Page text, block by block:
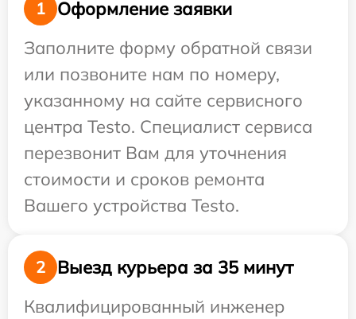
1
Оформление заявки
Заполните форму обратной связи
или позвоните нам по номеру,
указанному на сайте сервисного
центра Testo. Специалист сервиса
перезвонит Вам для уточнения
стоимости и сроков ремонта
Вашего устройства Testo.
2
Выезд курьера за 35 минут
Квалифицированный инженер